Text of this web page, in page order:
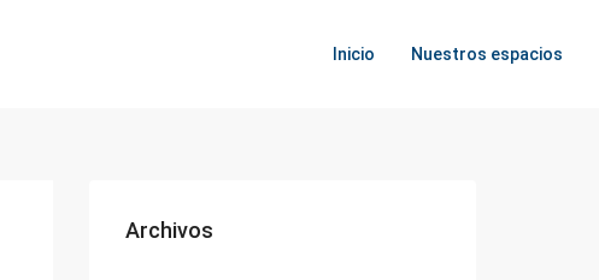
Inicio Nuestros espacios
Archivos